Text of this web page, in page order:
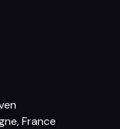
France